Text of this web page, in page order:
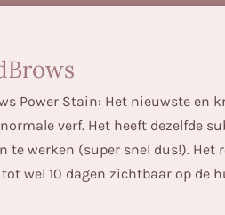
Power Stain: Het nieuwste en
verf. Het heeft dezelfde
te werken (super snel dus!). Het
wel 10 dagen zichtbaar op de